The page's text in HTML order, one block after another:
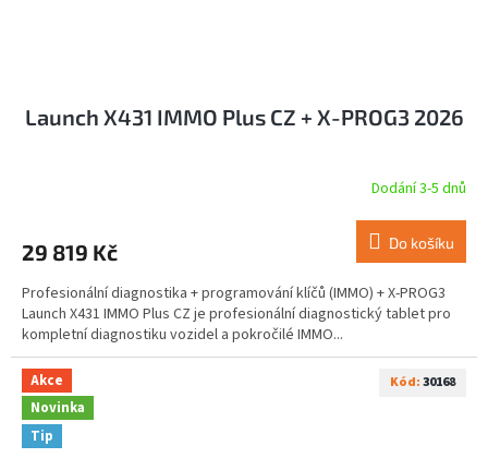
Launch X431 IMMO Plus CZ + X-PROG3 2026
Dodání 3-5 dnů
29 819 Kč Do košíku
Profesionální diagnostika + programování klíčů (IMMO) + X-PROG3
Launch X431 IMMO Plus CZ je profesionální diagnostický tablet pro
kompletní diagnostiku vozidel a pokročilé IMMO...
Akce
Novinka
Tip
Kód:30168